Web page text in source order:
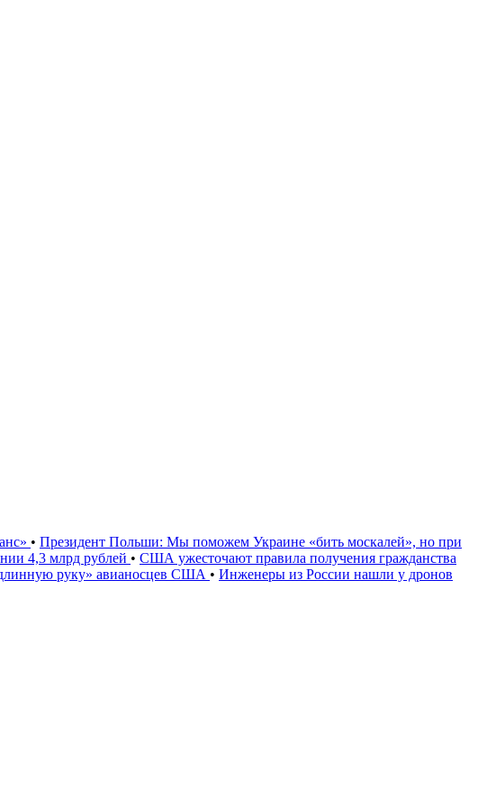
• Президент Польши: Мы поможем Украине «бить москалей», но при
4,3 млрд рублей • США ужесточают правила получения гражданства
руку» авианосцев США • Инженеры из России нашли у дронов